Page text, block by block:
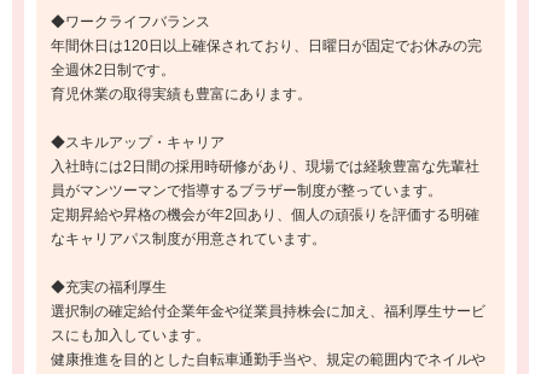
◆ワークライフバランス
年間休日は120日以上確保されており、日曜日が固定でお休みの完
全週休2日制です。
育児休業の取得実績も豊富にあります。
◆スキルアップ・キャリア
入社時には2日間の採用時研修があり、現場では経験豊富な先輩社
員がマンツーマンで指導するブラザー制度が整っています。
定期昇給や昇格の機会が年2回あり、個人の頑張りを評価する明確
なキャリアパス制度が用意されています。
◆充実の福利厚生
選択制の確定給付企業年金や従業員持株会に加え、福利厚生サービ
スにも加入しています。
健康推進を目的とした自転車通勤手当や、規定の範囲内でネイルや